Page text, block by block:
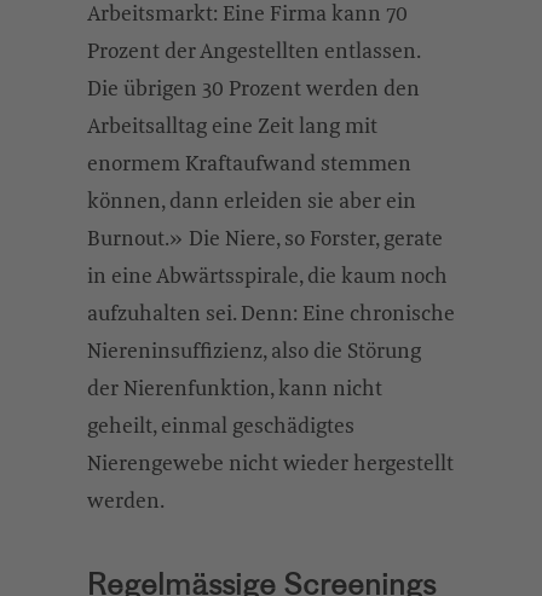
Arbeitsmarkt: Eine Firma kann 70
Prozent der Angestellten entlassen.
Die übrigen 30 Prozent werden den
Arbeitsalltag eine Zeit lang mit
enormem Kraftaufwand stemmen
können, dann erleiden sie aber ein
Burnout.» Die Niere, so Forster, gerate
in eine Abwärtsspirale, die kaum noch
aufzuhalten sei. Denn: Eine chronische
Niereninsuffizienz, also die Störung
der Nierenfunktion, kann nicht
geheilt, einmal geschädigtes
Nierengewebe nicht wieder hergestellt
werden.
Regelmässige Screenings